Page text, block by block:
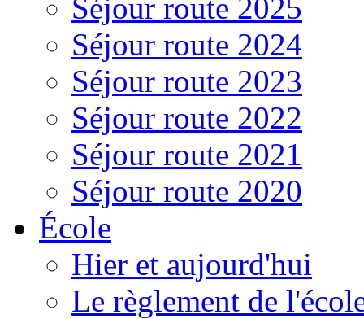
Séjour route 2025
Séjour route 2024
Séjour route 2023
Séjour route 2022
Séjour route 2021
Séjour route 2020
École
Hier et aujourd'hui
Le règlement de